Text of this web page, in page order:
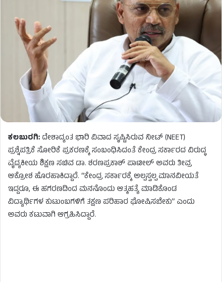
ಕಲಬುರಗಿ:ದೇಶಾದ್ಯಂತ ಭಾರಿ ವಿವಾದ ಸೃಷ್ಟಿಸಿರುವ ನೀಟ್ (NEET)
ಪ್ರಶ್ನೆಪತ್ರಿಕೆ ಸೋರಿಕೆ ಪ್ರಕರಣಕ್ಕೆ ಸಂಬಂಧಿಸಿದಂತೆ ಕೇಂದ್ರ ಸರ್ಕಾರದ ವಿರುದ್ಧ
ವೈದ್ಯಕೀಯ ಶಿಕ್ಷಣ ಸಚಿವ ಡಾ. ಶರಣಪ್ರಕಾಶ್ ಪಾಟೀಲ್ ಅವರು ತೀವ್ರ
ಆಕ್ರೋಶ ಹೊರಹಾಕಿದ್ದಾರೆ. “ಕೇಂದ್ರ ಸರ್ಕಾರಕ್ಕೆ ಅಲ್ಪಸ್ವಲ್ಪ ಮಾನವೀಯತೆ
ಇದ್ದರೂ, ಈ ಹಗರಣದಿಂದ ಮನನೊಂದು ಆತ್ಮಹತ್ಯೆ ಮಾಡಿಕೊಂಡ
ವಿದ್ಯಾರ್ಥಿಗಳ ಕುಟುಂಬಗಳಿಗೆ ತಕ್ಷಣ ಪರಿಹಾರ ಘೋಷಿಸಬೇಕು” ಎಂದು
ಅವರು ಕಟುವಾಗಿ ಆಗ್ರಹಿಸಿದ್ದಾರೆ.